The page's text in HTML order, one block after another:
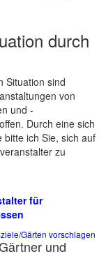
durch
Situation sind
von
und -
Durch eine sich
ich Sie, sich auf
zu
für
Gärten vorschlagen
und